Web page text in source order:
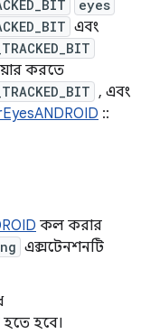
eyes
এবং
করতে
, এবং
::
কল করার
এক্সটেনশনটি
হতে হবে।